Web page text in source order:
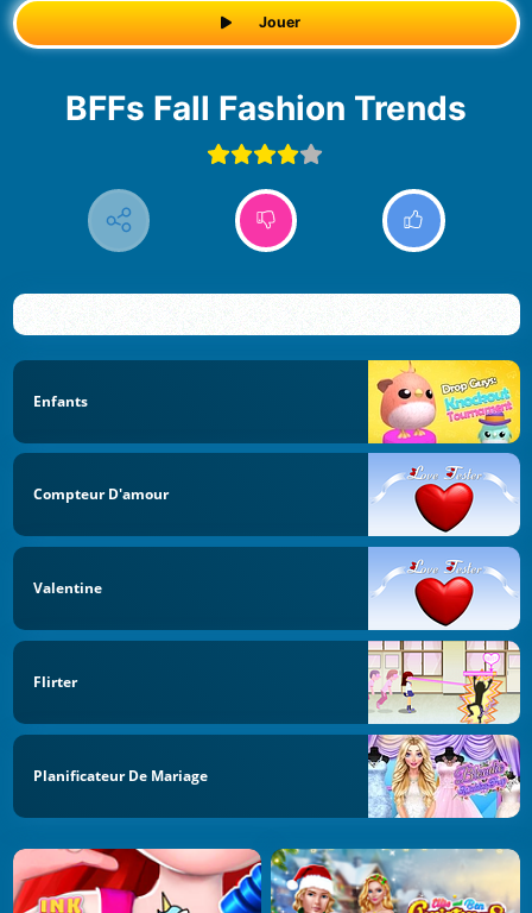
Jouer
BFFs Fall Fashion Trends
Enfants
Compteur D'amour
Valentine
Flirter
Planificateur De Mariage